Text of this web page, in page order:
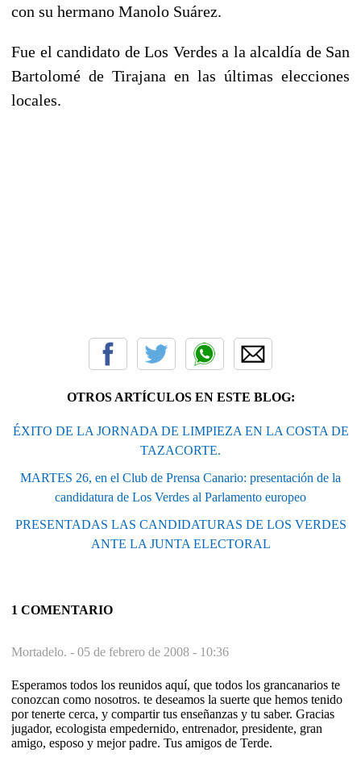
con su hermano Manolo Suárez.
Fue el candidato de Los Verdes a la alcaldía de San
Bartolomé de Tirajana en las últimas elecciones
locales.
OTROS ARTÍCULOS EN ESTE BLOG:
ÉXITO DE LA JORNADA DE LIMPIEZA EN LA COSTA DE
TAZACORTE.
MARTES 26, en el Club de Prensa Canario: presentación de la
candidatura de Los Verdes al Parlamento europeo
PRESENTADAS LAS CANDIDATURAS DE LOS VERDES
ANTE LA JUNTA ELECTORAL
1 COMENTARIO
Mortadelo. - 05 de febrero de 2008 - 10:36
Esperamos todos los reunidos aquí, que todos los grancanarios te
conozcan como nosotros. te deseamos la suerte que hemos tenido
por tenerte cerca, y compartir tus enseñanzas y tu saber. Gracias
jugador, ecologista empedernido, entrenador, presidente, gran
amigo, esposo y mejor padre. Tus amigos de Terde.